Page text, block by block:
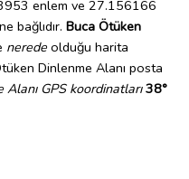
enlem ve 27.156166
bağlıdır. Buca Ötüken
nerede olduğu harita
Dinlenme Alanı posta
GPS koordinatları 38°